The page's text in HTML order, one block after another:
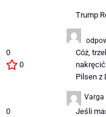
Trump
0
0
Cóż,
Pilsen z
Varga
0
Jeśli